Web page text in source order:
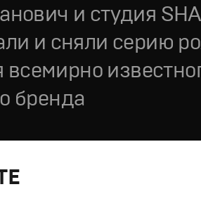
и студия
и сняли серию
всемирно
бренда